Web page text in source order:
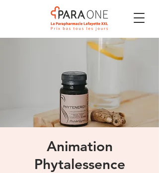
Animation
Phytalessence